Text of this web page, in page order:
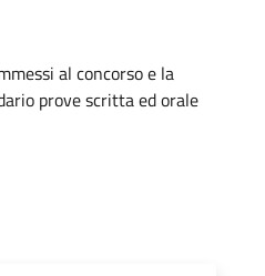
al concorso e la
prove scritta ed orale